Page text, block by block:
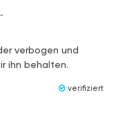
verbogen und
ihn behalten.
verifiziert